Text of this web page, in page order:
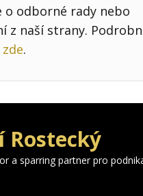
o odborné rady nebo
z naší strany.
zde.
Rostecký
a sparring partner pro